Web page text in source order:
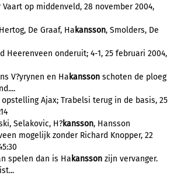
op middenveld, 28 november 2004,
De Graaf, Ha kansson, Smolders, De
Heerenveen onderuit; 4-1, 25 februari 2004,
V?yrynen en Ha kansson schoten de ploeg
Ajax; Trabelsi terug in de basis, 25
Selakovic, H?kansson, Hansson
mogelijk zonder Richard Knopper, 22
spelen dan is Ha kansson zijn vervanger.